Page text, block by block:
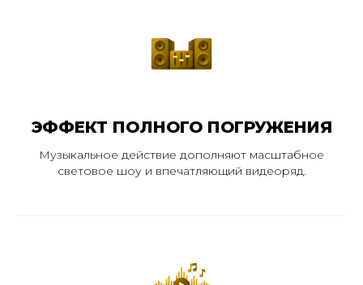
ЭФФЕКТ ПОЛНОГО ПОГРУЖЕНИЯ
Музыкальное действие дополняют масштабное
световое шоу и впечатляющий видеоряд.